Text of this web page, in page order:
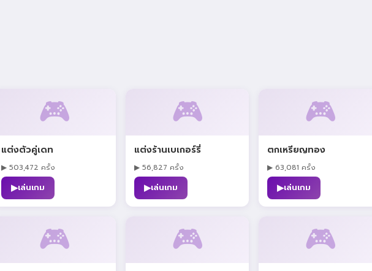
🎮
แต่งตัวคู่เดท
▶ 503,472 ครั้ง
▶เล่นเกม
🎮
แต่งร้านเบเกอร์รี่
▶ 56,827 ครั้ง
▶เล่นเกม
🎮
ตกเหรียญทอง
▶ 63,081 ครั้ง
▶เล่นเกม
🎮 🎮 🎮